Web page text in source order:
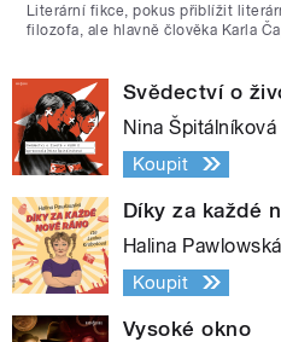
Literární fikce, pokus přiblížit
filozofa, ale hlavně člověka Karla
Svědectví o
Nina Špitálníková
Koupit
Díky za každé
Halina Pawlowská
Koupit
Vysoké okno